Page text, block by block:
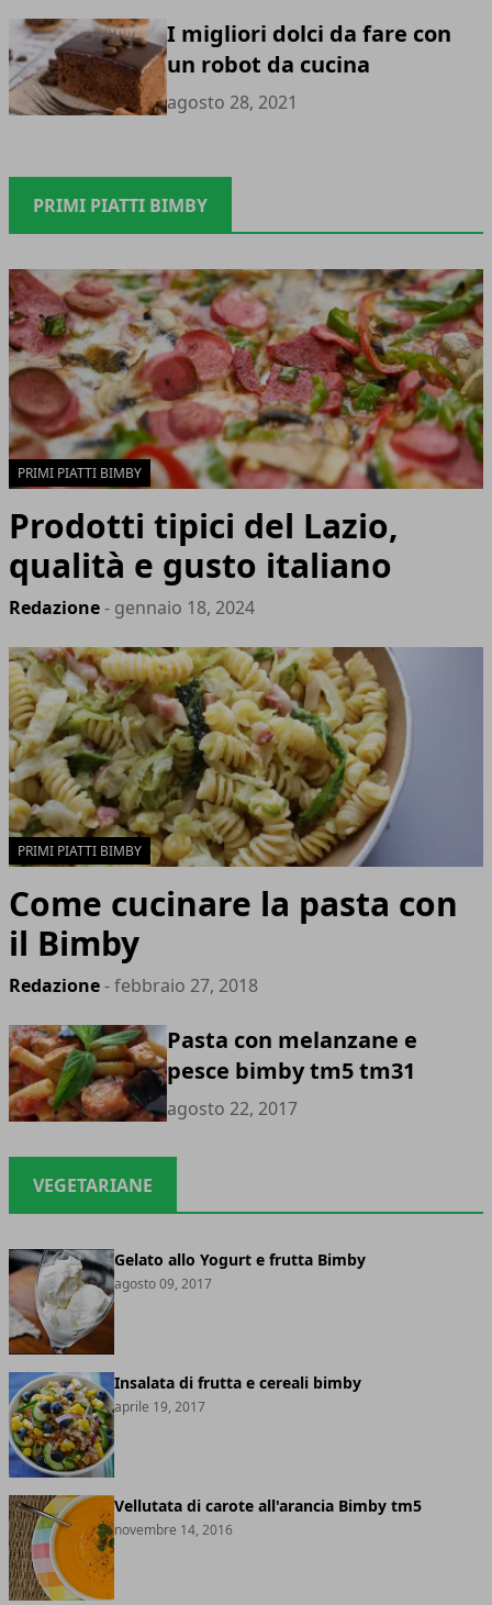
I migliori dolci da fare con
un robot da cucina
agosto 28, 2021
PRIMI PIATTI BIMBY
PRIMI PIATTI BIMBY
Prodotti tipici del Lazio,
qualità e gusto italiano
Redazione- gennaio 18, 2024
PRIMI PIATTI BIMBY
Come cucinare la pasta con
il Bimby
Redazione- febbraio 27, 2018
Pasta con melanzane e
pesce bimby tm5 tm31
agosto 22, 2017
VEGETARIANE
Gelato allo Yogurt e frutta Bimby
agosto 09, 2017
Insalata di frutta e cereali bimby
aprile 19, 2017
Vellutata di carote all'arancia Bimby tm5
novembre 14, 2016